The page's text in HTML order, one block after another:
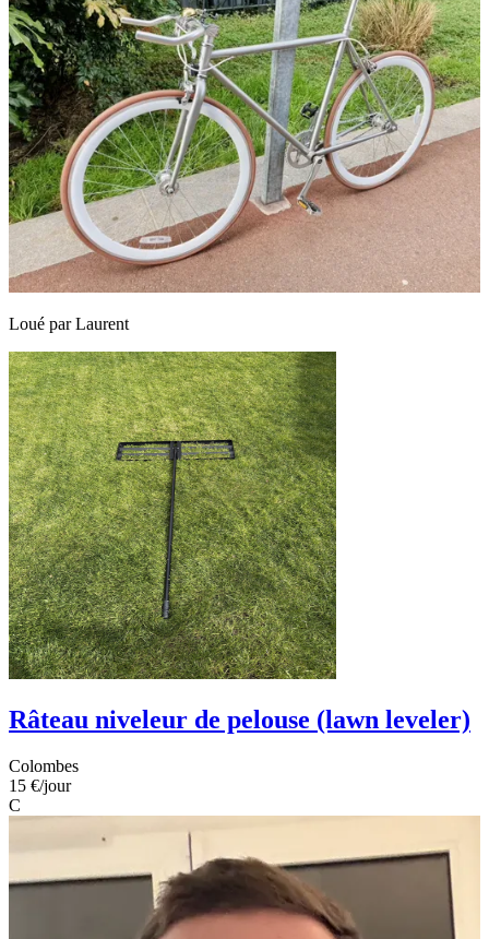
Loué parLaurent
Râteau niveleur de pelouse (lawn leveler)
Colombes
15 €/jour
C